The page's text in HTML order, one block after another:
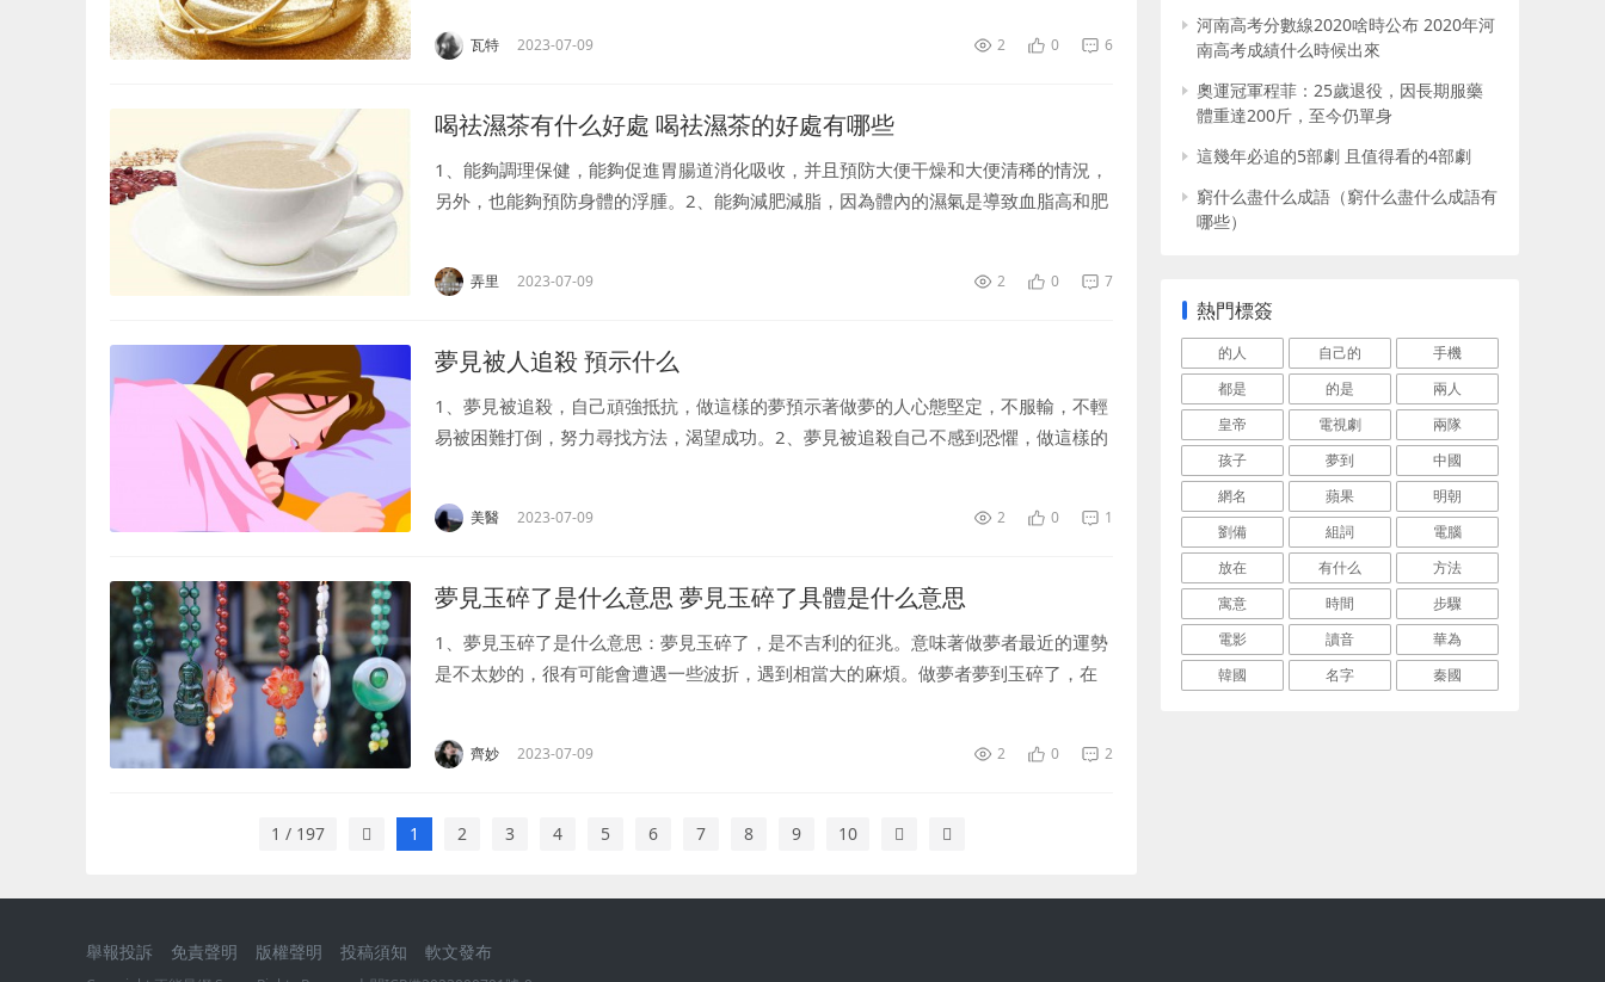
到環境污染、...
瓦特 2023-07-09 2 0 6
喝祛濕茶有什么好處 喝祛濕茶的好處有哪些
1、能夠調理保健，能夠促進胃腸道消化吸收，并且預防大便干燥和大便清稀的情況，
另外，也能夠預防身體的浮腫。2、能夠減肥減脂，因為體內的濕氣是導致血脂高和肥
有較好的預防...
弄里 2023-07-09 2 0 7
夢見被人追殺 預示什么
1、夢見被追殺，自己頑強抵抗，做這樣的夢預示著做夢的人心態堅定，不服輸，不輕
易被困難打倒，努力尋找方法，渴望成功。2、夢見被追殺自己不感到恐懼，做這樣的
變自己目前的現...
美醫 2023-07-09 2 0 1
夢見玉碎了是什么意思 夢見玉碎了具體是什么意思
1、夢見玉碎了是什么意思：夢見玉碎了，是不吉利的征兆。意味著做夢者最近的運勢
是不太妙的，很有可能會遭遇一些波折，遇到相當大的麻煩。做夢者夢到玉碎了，在
能，亦或是自己在意...
齊妙 2023-07-09 2 0 2
1 / 197 1 2 3 4 5 6 7 8 9 10
河南高考分數線2020啥時公布 2020年河
南高考成績什么時候出來
奧運冠軍程菲：25歲退役，因長期服藥
體重達200斤，至今仍單身
這幾年必追的5部劇 且值得看的4部劇
窮什么盡什么成語（窮什么盡什么成語有
哪些）
熱門標簽
的人 自己的
手機
都是
的是
兩人
皇帝
電視劇
兩隊
孩子
夢到
中國
網名
蘋果
明朝
劉備
組詞
電腦
放在
有什么
方法
寓意
時間
步驟
電影
讀音
華為
韓國
名字 秦國
舉報投訴 免責聲明 版權聲明 投稿須知 軟文發布